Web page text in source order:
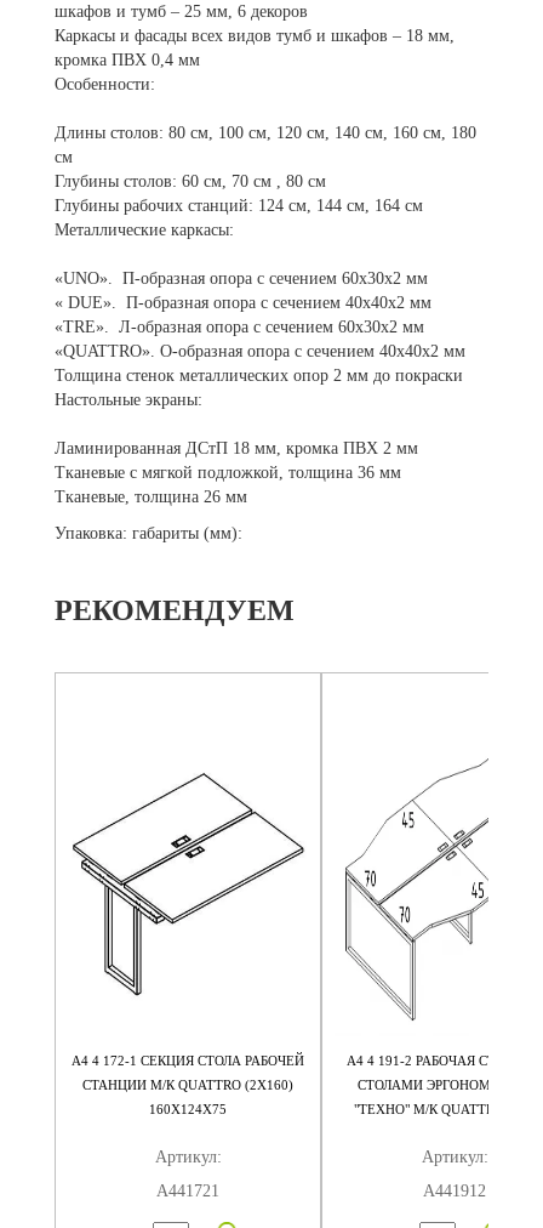
шкафов и тумб – 25 мм, 6 декоров
Каркасы и фасады всех видов тумб и шкафов – 18 мм,
кромка ПВХ 0,4 мм
Особенности:
Длины столов: 80 см, 100 см, 120 см, 140 см, 160 см, 180
см
Глубины столов: 60 см, 70 см , 80 см
Глубины рабочих станций: 124 см, 144 см, 164 см
Металлические каркасы:
«UNO». П-образная опора с сечением 60х30х2 мм
« DUE». П-образная опора с сечением 40х40х2 мм
«TRE». Л-образная опора с сечением 60х30х2 мм
«QUATTRO». О-образная опора с сечением 40х40х2 мм
Толщина стенок металлических опор 2 мм до покраски
Настольные экраны:
Ламинированная ДСтП 18 мм, кромка ПВХ 2 мм
Тканевые с мягкой подложкой, толщина 36 мм
Тканевые, толщина 26 мм
Упаковка: габариты (мм):
РЕКОМЕНДУЕМ
А4 4 172-1 СЕКЦИЯ СТОЛА РАБОЧЕЙ
СТАНЦИИ М/К QUATTRO (2Х160)
160X124X75
Артикул:
А441721
А4 4 191-2 РАБОЧАЯ
СТОЛАМИ
"ТЕХНО" М/К QUATTRO
Артикул:
А441912